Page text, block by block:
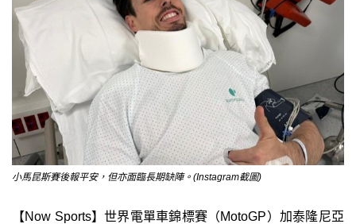
小馬昆斯賽後報平安，但亦面臨長期缺陣。(Instagram截圖)
【Now Sports】世界電單車錦標賽（MotoGP）加泰隆尼亞